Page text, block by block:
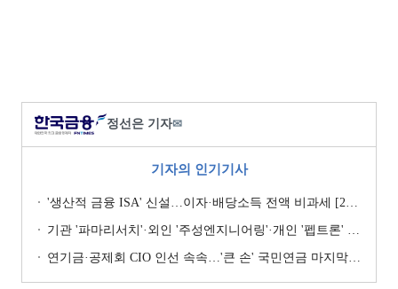
정선은 기자✉
기자의 인기기사
'생산적 금융 ISA' 신설…이자·배당소득 전액 비과세 [2026 세제개편안]
기관 '파마리서치'·외인 '주성엔지니어링'·개인 '펩트론' 1위 [주간 코스닥 순매수- 2026년 7월27일~7월31일]
연기금·공제회 CIO 인선 속속…'큰 손' 국민연금 마지막 타자